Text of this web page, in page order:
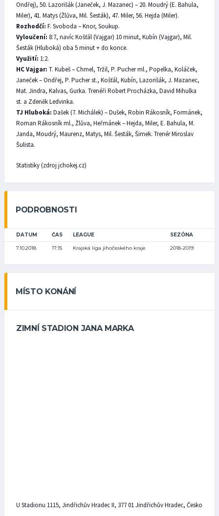
Ondřej), 50. Lazorišák (Janeček, J. Mazanec) – 20. Moudrý (E. Bahula,
Miler), 41. Matys (Žlůva, Mil. Šesták), 47. Miler, 56. Hejda (Miler).
Rozhodčí: F. Svoboda – Knor, Soukup.
Vyloučení: 8:7, navíc Košťál (Vajgar) 10 minut, Kubín (Vajgar), Mil.
Šesták (Hluboká) oba 5 minut + do konce.
Využití: 1:2.
HC Vajgar: T. Kubeš – Chmel, Tržil, P. Pucher ml., Popelka, Koláček,
Janeček – Ondřej, P. Pucher st., Košťál, Kubín, Lazorišák, J. Mazanec,
Mat. Jindra, Kalvas, Gurka. Trenéři Robert Procházka, David Mihulka
st. a Zdeněk Ledvinka.
TJ Hluboká: Dašek (7. Michálek) – Dušek, Robin Rákosník, Formánek,
Roman Rákosník ml., Žlůva, Heřmánek – Hejda, Miler, E. Bahula, M.
Janda, Moudrý, Maurenz, Matys, Mil. Šesták, Šimek. Trenér Miroslav
Šulista.
Statistiky (zdroj jchokej.cz)
PODROBNOSTI
DATUM ČAS LEAGUE SEZÓNA
7.10.2018 17:15 Krajská liga jihočeského kraje 2018-2019
MÍSTO KONÁNÍ
ZIMNÍ STADION JANA MARKA
U Stadionu 1115, Jindřichův Hradec II, 377 01 Jindřichův Hradec, Česko